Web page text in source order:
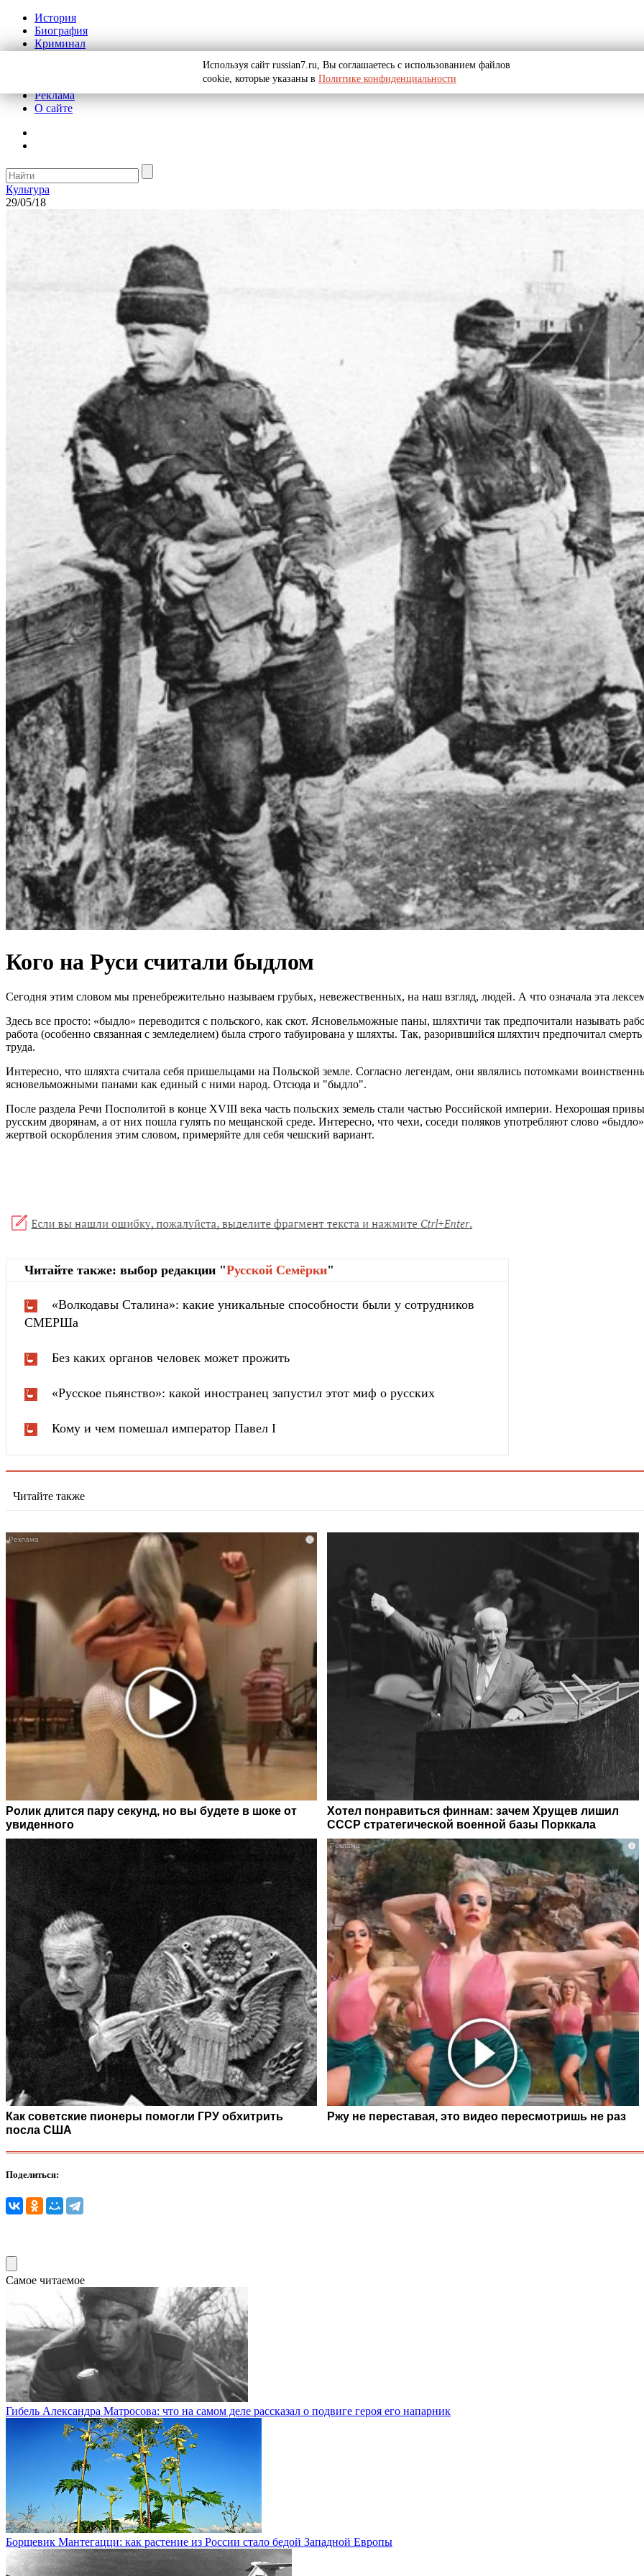
История
Биография
Криминал
Реклама
О сайте
Культура
29/05/18
Кого на Руси считали быдлом
Сегодня этим словом мы пренебрежительно называем грубых, невежественных, на наш взгляд, людей. А что означала эта
Здесь все просто: «быдло» переводится с польского, как скот. Ясновельможные паны, шляхтичи так предпочитали называть
работа (особенно связанная с земледелием) была строго табуирована у шляхты. Так, разорившийся шляхтич предпочитал
труда.
Интересно, что шляхта считала себя пришельцами на Польской земле. Согласно легендам, они являлись потомками
ясновельможными панами как единый с ними народ. Отсюда и "быдло".
После раздела Речи Посполитой в конце XVIII века часть польских земель стали частью Российской империи. Нехорошая
русским дворянам, а от них пошла гулять по мещанской среде. Интересно, что чехи, соседи поляков употребляют слово
жертвой оскорбления этим словом, примеряйте для себя чешский вариант.
Читайте также: выбор редакции "Русской Cемёрки"
«Волкодавы Сталина»: какие уникальные способности были у сотрудников
СМЕРШа
Без каких органов человек может прожить
«Русское пьянство»: какой иностранец запустил этот миф о русских
Кому и чем помешал император Павел I
Читайте также
i
Ролик длится пару секунд, но вы будете в шоке от
увиденного
Хотел понравиться финнам: зачем Хрущев лишил
СССР стратегической военной базы Порккала
Как советские пионеры помогли ГРУ обхитрить
посла США
i
Ржу не переставая, это видео пересмотришь не раз
Поделиться:
Самое читаемое
Гибель Александра Матросова: что на самом деле рассказал о подвиге героя его напарник
Борщевик Мантегацци: как растение из России стало бедой Западной Европы
Используя сайт russian7.ru, Вы соглашаетесь с использованием файлов
cookie, которые указаны в Политике конфиденциальности